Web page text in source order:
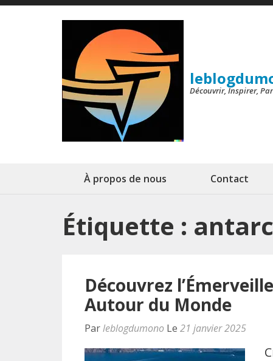
Aller
Découvrir, Inspirer,
À propos de nous Contact
Étiquette :
Découvrez
Autour du Monde
Parleblogdumono Le 21 janvier 2025